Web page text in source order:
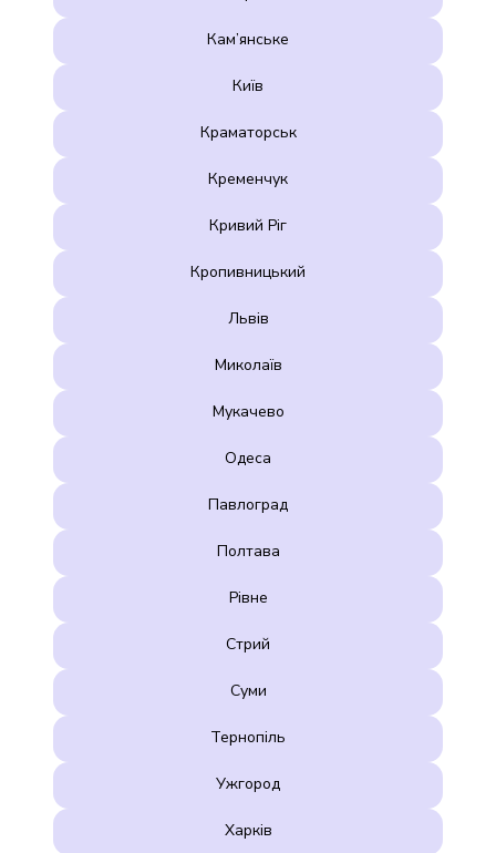
Кам’янське
Київ
Краматорськ
Кременчук
Кривий Ріг
Кропивницький
Львів
Миколаїв
Мукачево
Одеса
Павлоград
Полтава
Рівне
Стрий
Суми
Тернопіль
Ужгород
Харків